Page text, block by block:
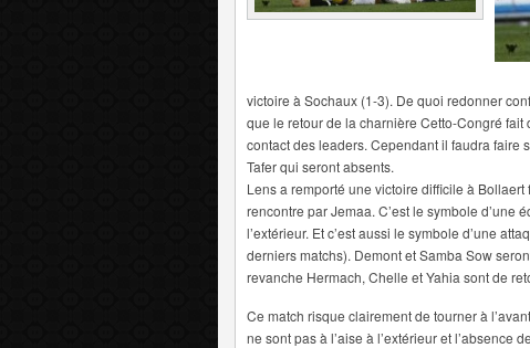
victoire à Sochaux (1-3). De quoi redonner
que le retour de la charnière Cetto-Congré
contact des leaders. Cependant il faudra faire
Tafer qui seront absents.
Lens a remporté une victoire difficile à
rencontre par Jemaa. C’est le symbole d’une
l’extérieur. Et c’est aussi le symbole d’une
derniers matchs). Demont et Samba Sow
revanche Hermach, Chelle et Yahia sont de
Ce match risque clairement de tourner à
ne sont pas à l’aise à l’extérieur et l’absence